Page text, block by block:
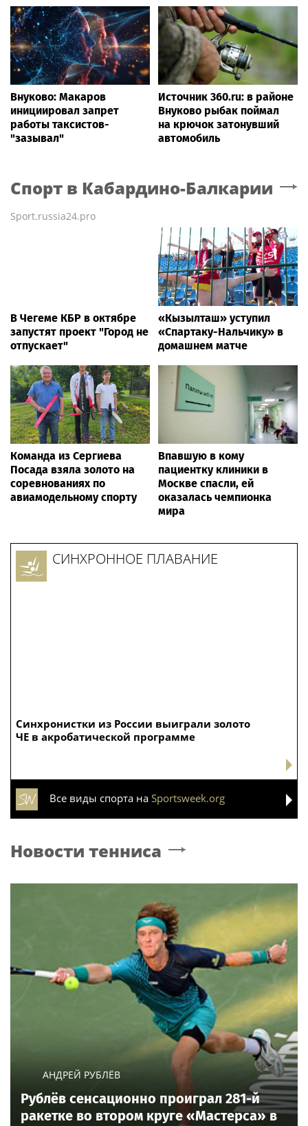
Внуково: Макаров
инициировал запрет
работы таксистов-
"зазывал"
Источник 360.ru: в районе
Внуково рыбак поймал
на крючок затонувший
автомобиль
Спорт в Кабардино-Балкарии
Sport.russia24.pro
В Чегеме КБР в октябре
запустят проект "Город не
отпускает"
«Кызылташ» уступил
«Спартаку-Нальчику» в
домашнем матче
Команда из Сергиева
Посада взяла золото на
соревнованиях по
авиамодельному спорту
Впавшую в кому
пациентку клиники в
Москве спасли, ей
оказалась чемпионка
мира
Синхронистки из России выиграли золото
ЧЕ в акробатической программе
СИНХРОННОЕ ПЛАВАНИЕ
Все виды спорта на Sportsweek.org
Новости тенниса
АНДРЕЙ РУБЛЁВ
Рублёв сенсационно проиграл 281-й
ракетке во втором круге «Мастерса» в